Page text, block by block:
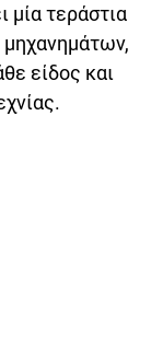
μία τεράστια
μηχανημάτων,
είδος και